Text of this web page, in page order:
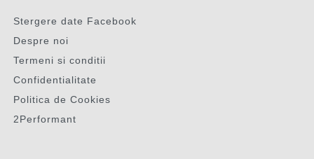
Stergere date Facebook
Despre noi
Termeni si conditii
Confidentialitate
Politica de Cookies
2Performant